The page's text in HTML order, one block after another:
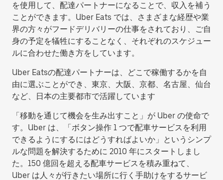
を使用して、配達パートナーになることで、収入を補う
ことができます。Uber Eats では、さまざまな経歴や業
界の方々がフードデリバリーの仕事をされており、ご自
身の予定を犠牲にすることなく、それぞれのスケジュー
ルに合わせた働き方をしています。
Uber Eatsの配達パートナーは、どこで稼働するかを自
由に選ぶことができ、東京、大阪、京都、名古屋、仙台
など、日本の主要都市で活躍しています
「移動を通じて機会を生み出すこと」が Uber の使命で
す。Uber は、「ボタン操作 1 つで配車サービスを利用
できるようにするにはどうすればよいか」というシンプ
ルな問題を解決するために 2010 年にスタートしまし
た。150 億回を超える配車サービスを積み重ねて、
Uber は人々が行きたい場所に行く手助けをするサービ